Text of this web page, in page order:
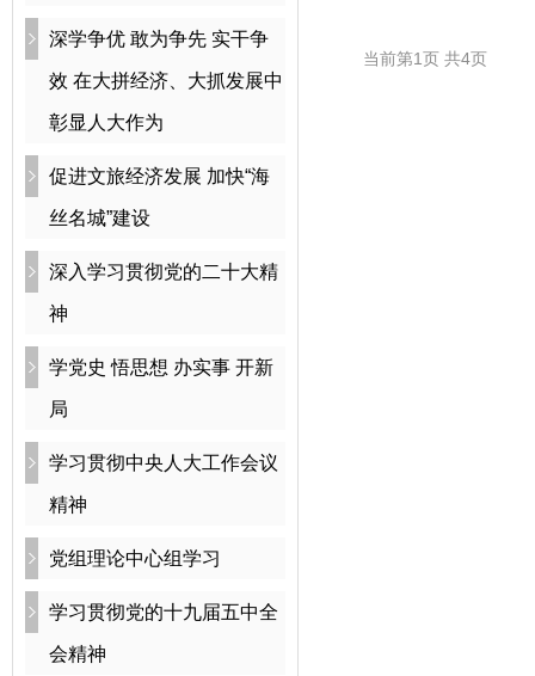
深学争优 敢为争先 实干争
效 在大拼经济、大抓发展中
彰显人大作为
促进文旅经济发展 加快“海
丝名城”建设
深入学习贯彻党的二十大精
神
学党史 悟思想 办实事 开新
局
学习贯彻中央人大工作会议
精神
党组理论中心组学习
学习贯彻党的十九届五中全
会精神
当前第1页 共4页